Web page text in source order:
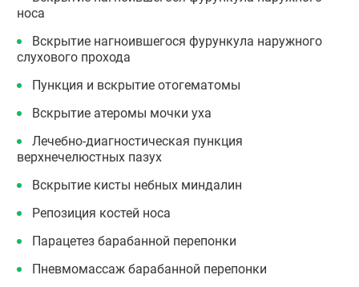
носа
Вскрытие нагноившегося фурункула наружного
слухового прохода
Пункция и вскрытие отогематомы
Вскрытие атеромы мочки уха
Лечебно-диагностическая пункция
верхнечелюстных пазух
Вскрытие кисты небных миндалин
Репозиция костей носа
Парацетез барабанной перепонки
Пневмомассаж барабанной перепонки